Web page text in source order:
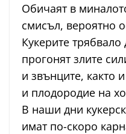
Обичаят в
смисъл, вероятно
Кукерите
прогонят злите
и звънците, както
и плодородие на
В наши дни
имат по-скоро